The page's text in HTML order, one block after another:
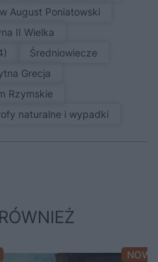
August Poniatowski
II Wielka
średniowiecze
Grecja
Rzymskie
naturalne i wypadki